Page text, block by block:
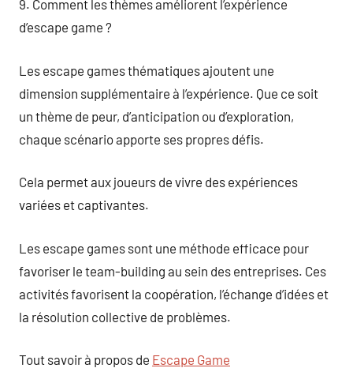
9. Comment les thèmes améliorent l’expérience
d’escape game ?
Les escape games thématiques ajoutent une
dimension supplémentaire à l’expérience. Que ce soit
un thème de peur, d’anticipation ou d’exploration,
chaque scénario apporte ses propres défis.
Cela permet aux joueurs de vivre des expériences
variées et captivantes.
Les escape games sont une méthode efficace pour
favoriser le team-building au sein des entreprises. Ces
activités favorisent la coopération, l’échange d’idées et
la résolution collective de problèmes.
Tout savoir à propos de Escape Game